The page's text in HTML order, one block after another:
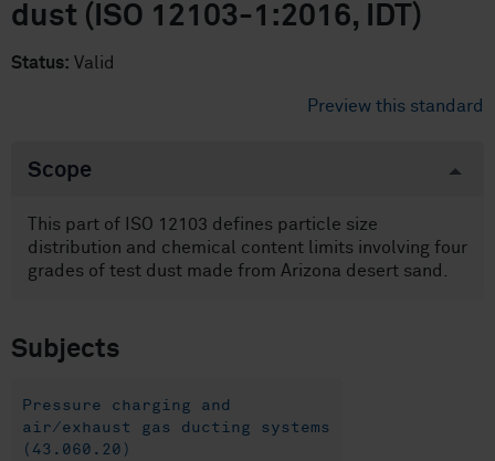
dust (ISO 12103-1:2016, IDT)
Status: Valid
Preview this standard
Scope
This part of ISO 12103 defines particle size
distribution and chemical content limits involving four
grades of test dust made from Arizona desert sand.
Subjects
Pressure charging and
air/exhaust gas ducting systems
(43.060.20)